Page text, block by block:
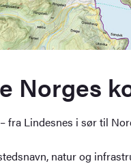
Norges
fra Lindesnes i sør til
natur og